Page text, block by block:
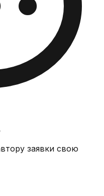
заявки свою